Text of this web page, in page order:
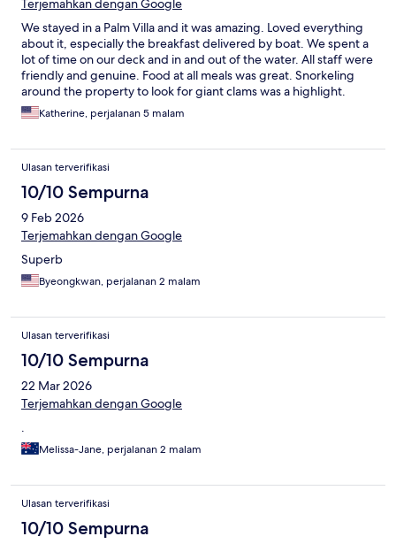
Terjemahkan dengan Google
We stayed in a Palm Villa and it was amazing. Loved everything
about it, especially the breakfast delivered by boat. We spent a
lot of time on our deck and in and out of the water. All staff were
friendly and genuine. Food at all meals was great. Snorkeling
around the property to look for giant clams was a highlight.
Katherine, perjalanan 5 malam
Ulasan terverifikasi
10/10 Sempurna
9 Feb 2026
Terjemahkan dengan Google
Superb
Byeongkwan, perjalanan 2 malam
Ulasan terverifikasi
10/10 Sempurna
22 Mar 2026
Terjemahkan dengan Google
.
Melissa-Jane, perjalanan 2 malam
Ulasan terverifikasi
10/10 Sempurna